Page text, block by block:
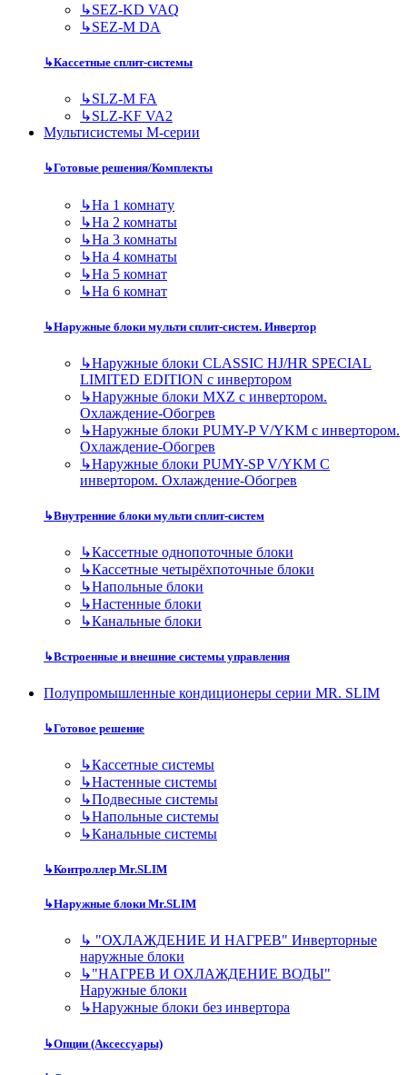
↳SEZ-KD VAQ
↳SEZ-M DA
↳Кассетные сплит-системы
↳SLZ-M FA
↳SLZ-KF VA2
Мультисистемы M-серии
↳Готовые решения/Комплекты
↳На 1 комнату
↳На 2 комнаты
↳На 3 комнаты
↳На 4 комнаты
↳На 5 комнат
↳На 6 комнат
↳Наружные блоки мульти сплит-систем. Инвертор
↳Наружные блоки CLASSIC HJ/HR SPECIAL
LIMITED EDITION с инвертором
↳Наружные блоки MXZ с инвертором.
Охлаждение-Обогрев
↳Наружные блоки PUMY-P V/YKM с инвертором.
Охлаждение-Обогрев
↳Наружные блоки PUMY-SP V/YKM С
инвертором. Охлаждение-Обогрев
↳Внутренние блоки мульти сплит-систем
↳Кассетные однопоточные блоки
↳Кассетные четырёхпоточные блоки
↳Напольные блоки
↳Настенные блоки
↳Канальные блоки
↳Встроенные и внешние системы управления
Полупромышленные кондиционеры серии MR. SLIM
↳Готовое решение
↳Кассетные системы
↳Настенные системы
↳Подвесные системы
↳Напольные системы
↳Канальные системы
↳Контроллер Mr.SLIM
↳Наружные блоки Mr.SLIM
↳ "ОХЛАЖДЕНИЕ И НАГРЕВ" Инверторные
наружные блоки
↳"НАГРЕВ И ОХЛАЖДЕНИЕ ВОДЫ"
Наружные блоки
↳Наружные блоки без инвертора
↳Опции (Аксессуары)